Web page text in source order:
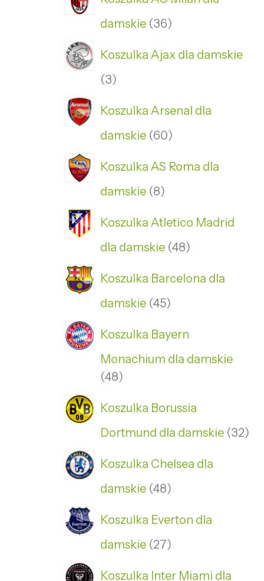
damskie 36
Koszulka Ajax dla damskie
3
Koszulka Arsenal dla
damskie 60
Koszulka AS Roma dla
damskie 8
Koszulka Atletico Madrid
dla damskie 48
Koszulka Barcelona dla
damskie 45
Koszulka Bayern
Monachium dla damskie
48
Koszulka Borussia
Dortmund dla damskie 32
Koszulka Chelsea dla
damskie 48
Koszulka Everton dla
damskie 27
Koszulka Inter Miami dla